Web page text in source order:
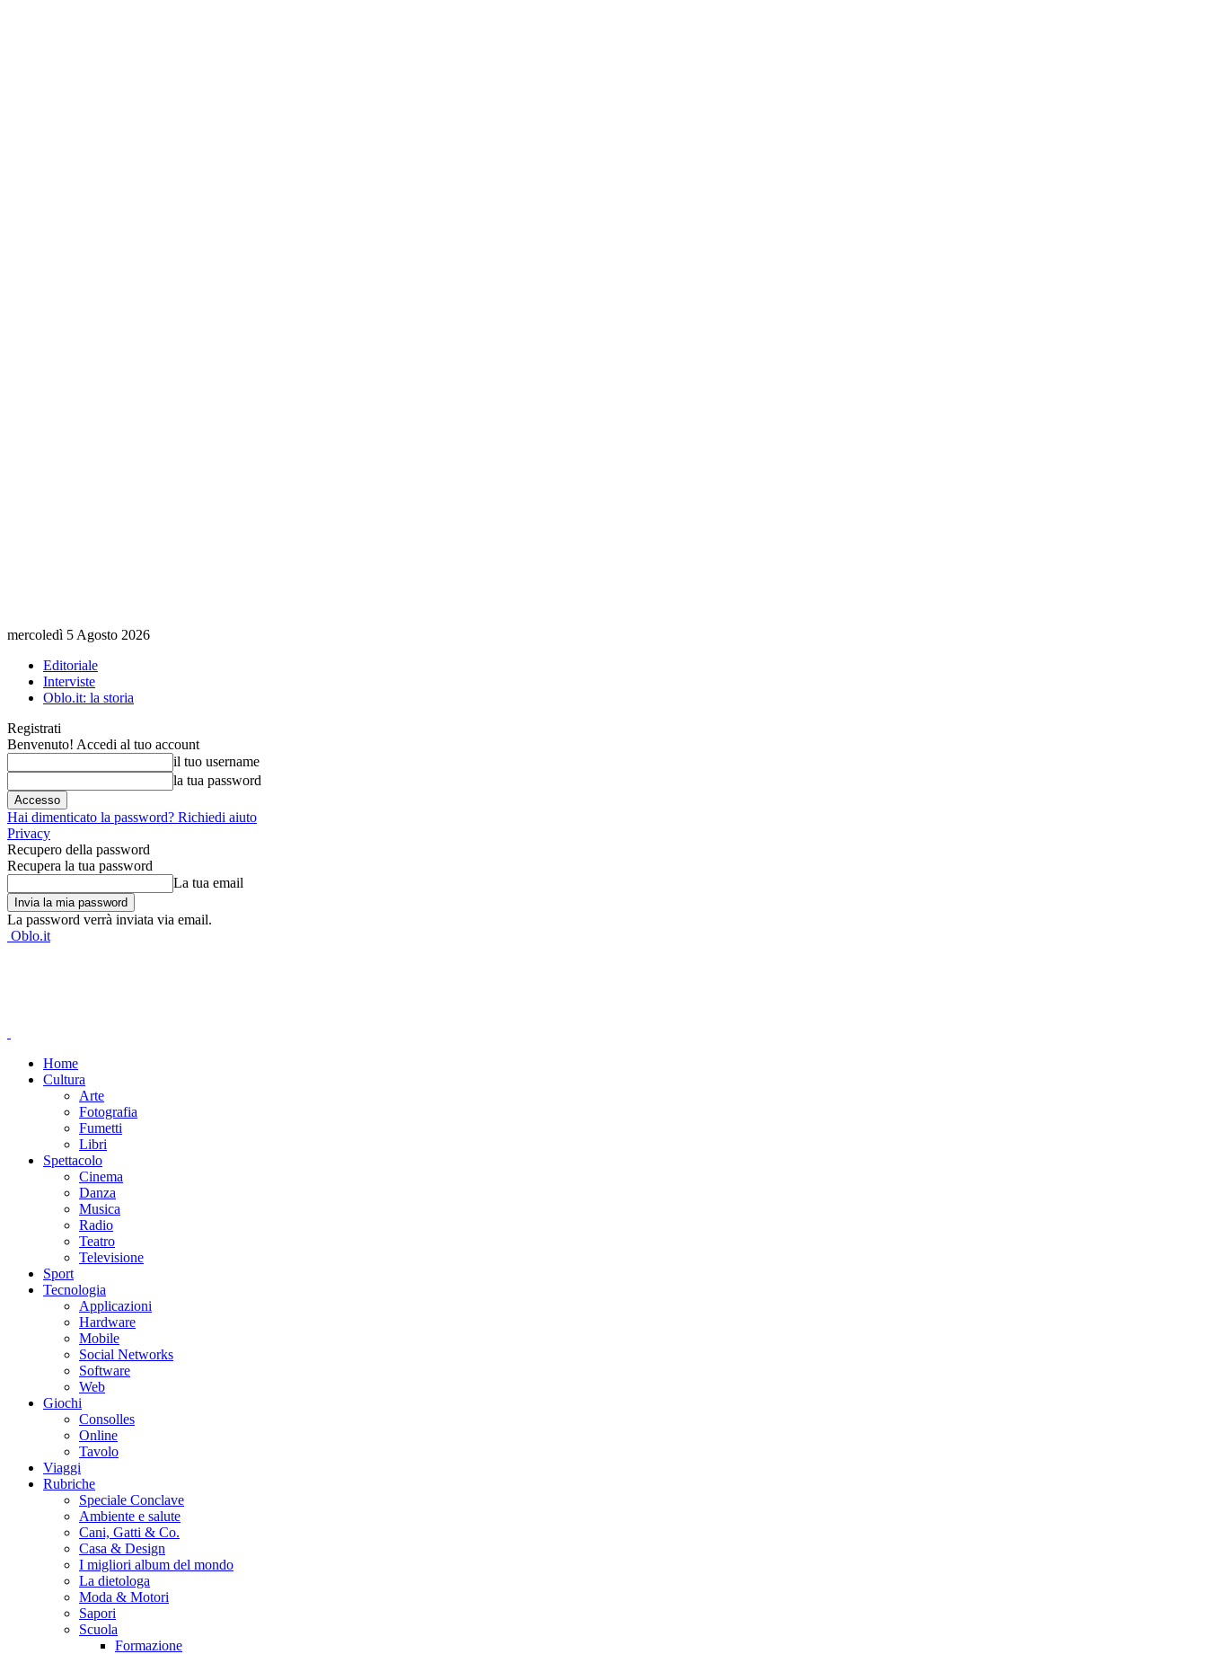
mercoledì 5 Agosto 2026
Editoriale
Interviste
Oblo.it: la storia
Registrati
Benvenuto! Accedi al tuo account
il tuo username
la tua password
Hai dimenticato la password? Richiedi aiuto
Privacy
Recupero della password
Recupera la tua password
La tua email
La password verrà inviata via email.
Oblo.it
Home
Cultura
Arte
Fotografia
Fumetti
Libri
Spettacolo
Cinema
Danza
Musica
Radio
Teatro
Televisione
Sport
Tecnologia
Applicazioni
Hardware
Mobile
Social Networks
Software
Web
Giochi
Consolles
Online
Tavolo
Viaggi
Rubriche
Speciale Conclave
Ambiente e salute
Cani, Gatti & Co.
Casa & Design
I migliori album del mondo
La dietologa
Moda & Motori
Sapori
Scuola
Formazione